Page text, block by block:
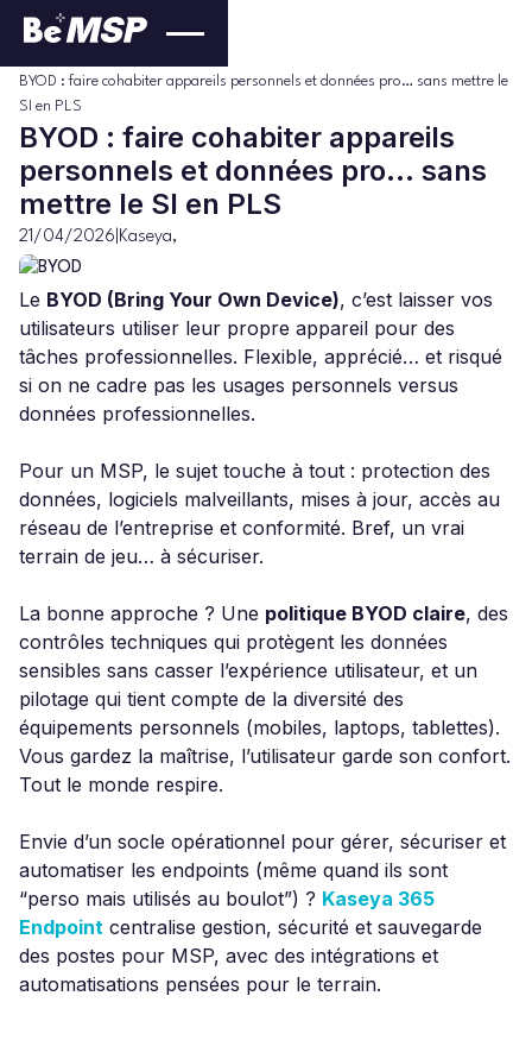
BYOD : faire cohabiter appareils personnels et données pro… sans mettre le
SI en PLS
BYOD : faire cohabiter appareils
personnels et données pro… sans
mettre le SI en PLS
21/04/2026 Kaseya,
Le BYOD (Bring Your Own Device), c’est laisser vos
utilisateurs utiliser leur propre appareil pour des
tâches professionnelles. Flexible, apprécié… et risqué
si on ne cadre pas les usages personnels versus
données professionnelles.
Pour un MSP, le sujet touche à tout : protection des
données, logiciels malveillants, mises à jour, accès au
réseau de l’entreprise et conformité. Bref, un vrai
terrain de jeu… à sécuriser.
La bonne approche ? Une politique BYOD claire, des
contrôles techniques qui protègent les données
sensibles sans casser l’expérience utilisateur, et un
pilotage qui tient compte de la diversité des
équipements personnels (mobiles, laptops, tablettes).
Vous gardez la maîtrise, l’utilisateur garde son confort.
Tout le monde respire.
Envie d’un socle opérationnel pour gérer, sécuriser et
automatiser les endpoints (même quand ils sont
“perso mais utilisés au boulot”) ? Kaseya 365
Endpoint centralise gestion, sécurité et sauvegarde
des postes pour MSP, avec des intégrations et
automatisations pensées pour le terrain.